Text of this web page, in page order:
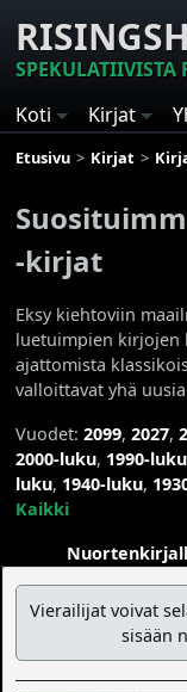
SPEKULATIIVISTA
Koti
Kirjat
Etusivu Kirjat
-kirjat
Eksy kiehtoviin
luetuimpien kirjojen
ajattomista
valloittavat yhä
Vuodet:2099,2027,
2000-luku, 1990-luku
luku, 1940-luku,
Kaikki
Vierailijat voivat
sisään